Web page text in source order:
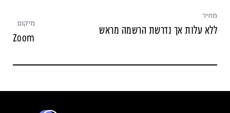
מחיר
ללא עלות אך נדרשת הרשמה מראש מיקום
Zoom